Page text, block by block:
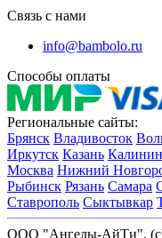
Связь с нами
info@bambolo.ru
Способы оплаты
Региональные сайты:
Брянск Владивосток
Иркутск Казань
Москва Нижний
Рыбинск Рязань Самара
Ставрополь Сыктывкар
ООО "Ангелы-АйТи", (c)